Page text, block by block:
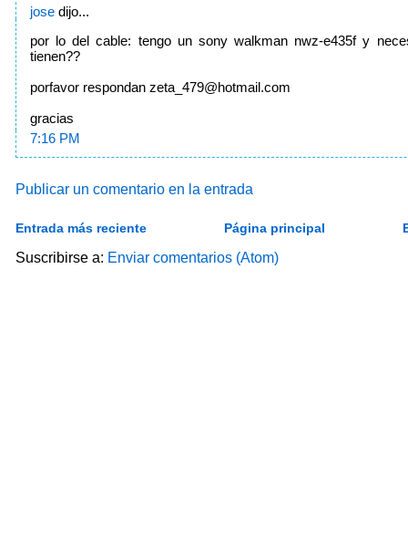
jose dijo...
por lo del cable: tengo un sony walkman nwz-e435f y
tienen??
porfavor respondan zeta_479@hotmail.com
gracias
7:16 PM
Publicar un comentario en la entrada
Entrada más reciente Página principal
Suscribirse a: Enviar comentarios (Atom)